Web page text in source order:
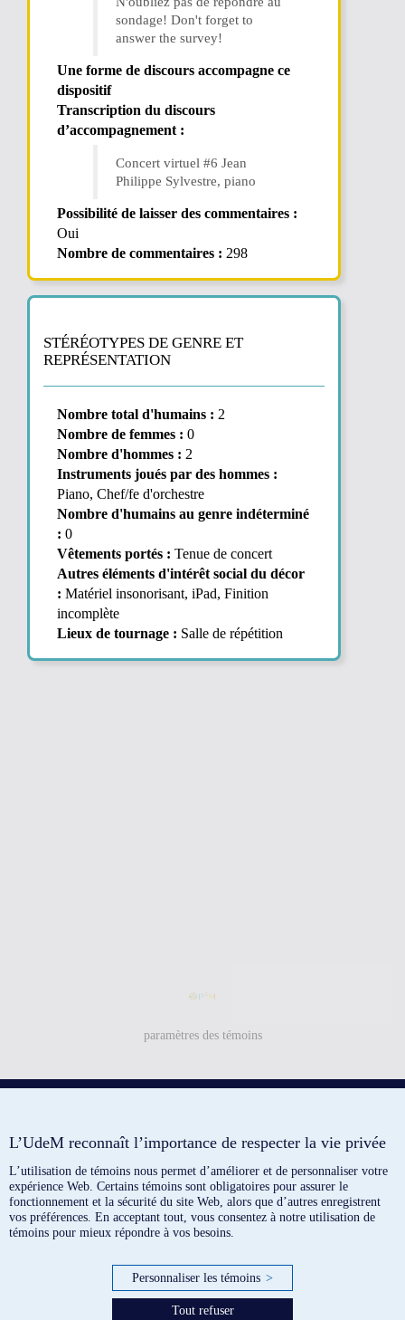
sondage! Don't forget to
answer the survey!
Une forme de discours accompagne ce
dispositif
Transcription du discours
d’accompagnement :
Concert virtuel #6 Jean
Philippe Sylvestre, piano
Possibilité de laisser des commentaires :
Oui
Nombre de commentaires : 298
STÉRÉOTYPES DE GENRE ET
REPRÉSENTATION
Nombre total d'humains : 2
Nombre de femmes : 0
Nombre d'hommes : 2
Instruments joués par des hommes :
Piano, Chef/fe d'orchestre
Nombre d'humains au genre indéterminé
: 0
Vêtements portés : Tenue de concert
Autres éléments d'intérêt social du décor
: Matériel insonorisant, iPad, Finition
incomplète
Lieux de tournage : Salle de répétition
paramètres des témoins
L’UdeM reconnaît l’importance de respecter la vie privée
L’utilisation de témoins nous permet d’améliorer et de personnaliser votre
expérience Web. Certains témoins sont obligatoires pour assurer le
fonctionnement et la sécurité du site Web, alors que d’autres enregistrent
vos préférences. En acceptant tout, vous consentez à notre utilisation de
témoins pour mieux répondre à vos besoins.
Personnaliser les témoins >
Tout refuser